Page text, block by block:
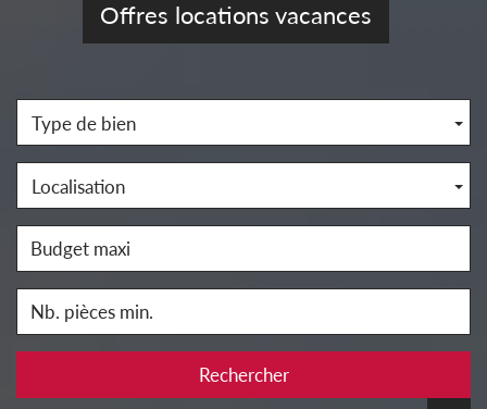
Offres locations vacances
Type de bien
Localisation
Rechercher